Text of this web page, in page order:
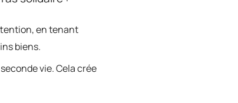
en tenant
biens.
vie. Cela crée